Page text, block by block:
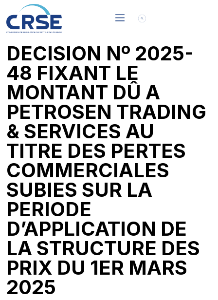
DECISION Nº 2025-
48 FIXANT LE
MONTANT DÛ A
PETROSEN TRADING
& SERVICES AU
TITRE DES PERTES
COMMERCIALES
SUBIES SUR LA
PERIODE
D’APPLICATION DE
LA STRUCTURE DES
PRIX DU 1ER MARS
2025